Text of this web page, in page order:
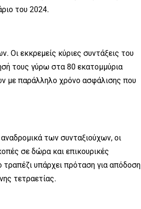
του 2024.
Οι εκκρεμείς κύριες συντάξεις του
τους γύρω στα 80 εκατομμύρια
με παράλληλο χρόνο ασφάλισης που
των συνταξιούχων, οι
σε δώρα και επικουρικές
υπάρχει πρόταση για απόδοση
τετραετίας.